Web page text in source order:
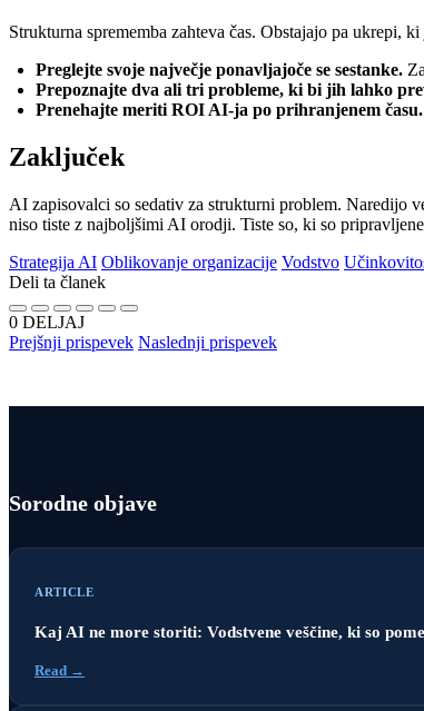
Strukturna sprememba zahteva čas. Obstajajo pa ukrepi,
Preglejte svoje največje ponavljajoče se sestanke.
Prepoznajte dva ali tri probleme, ki bi jih lahko
Prenehajte meriti ROI AI-ja po prihranjenem času.
Zaključek
AI zapisovalci so sedativ za strukturni problem. Naredijo
niso tiste z najboljšimi AI orodji. Tiste so, ki so
Strategija AI Oblikovanje organizacije Vodstvo
Deli ta članek
0 DELJAJ
Prejšnji prispevek Naslednji prispevek
Sorodne objave
ARTICLE
Kaj AI ne more storiti: Vodstvene veščine, ki so
Read →